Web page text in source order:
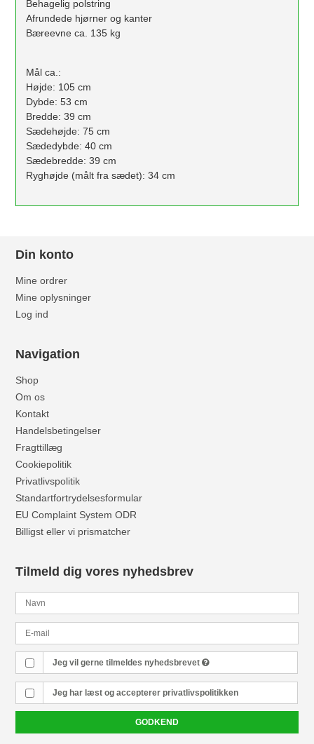
Behagelig polstring
Afrundede hjørner og kanter
Bæreevne ca. 135 kg
Mål ca.:
Højde: 105 cm
Dybde: 53 cm
Bredde: 39 cm
Sædehøjde: 75 cm
Sædedybde: 40 cm
Sædebredde: 39 cm
Ryghøjde (målt fra sædet): 34 cm
Din konto
Mine ordrer
Mine oplysninger
Log ind
Navigation
Shop
Om os
Kontakt
Handelsbetingelser
Fragttillæg
Cookiepolitik
Privatlivspolitik
Standartfortrydelsesformular
EU Complaint System ODR
Billigst eller vi prismatcher
Tilmeld dig vores nyhedsbrev
Jeg vil gerne tilmeldes nyhedsbrevet
Jeg har læst og accepterer privatlivspolitikken
GODKEND